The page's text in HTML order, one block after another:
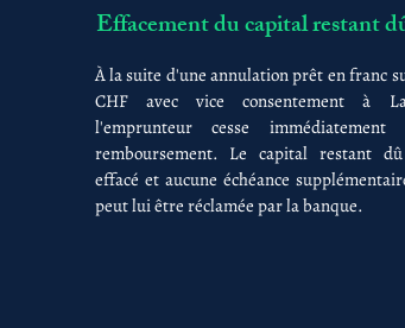
Effacement du capital restant
À la suite d'une annulation prêt en franc
CHF avec vice consentement à
l'emprunteur cesse immédiatement
remboursement. Le capital restant
effacé et aucune échéance
peut lui être réclamée par la banque.